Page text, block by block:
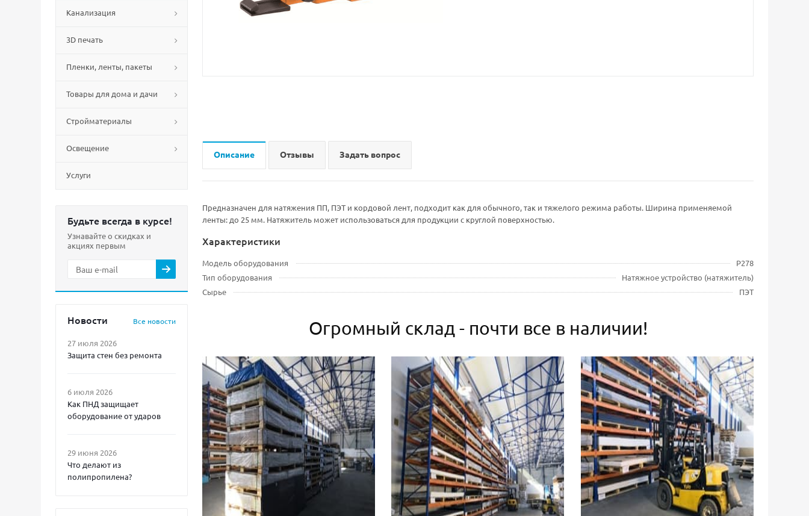
Канализация
3D печать
Пленки, ленты, пакеты
Товары для дома и дачи
Стройматериалы
Освещение
Услуги
Будьте всегда в курсе!
Узнавайте о скидках и
акциях первым
Новости Все новости
27 июля 2026
Защита стен без ремонта
6 июля 2026
Как ПНД защищает
оборудование от ударов
29 июня 2026
Что делают из
полипропилена?
Описание Отзывы Задать вопрос
Предназначен для натяжения ПП, ПЭТ и кордовой лент, подходит как для обычного, так и тяжелого режима работы. Ширина применяемой
ленты: до 25 мм. Натяжитель может использоваться для продукции с круглой поверхностью.
Характеристики
Модель оборудования
Р278
Тип оборудования
Натяжное устройство (натяжитель)
Сырье
ПЭТ
Огромный склад - почти все в наличии!